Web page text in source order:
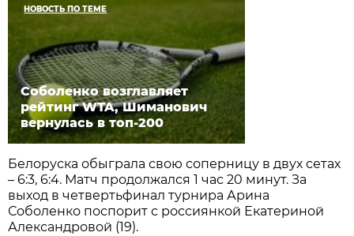
НОВОСТЬ ПО ТЕМЕ
Соболенко возглавляет
рейтинг WTA, Шиманович
вернулась в топ-200
Белоруска обыграла свою соперницу в двух сетах
– 6:3, 6:4. Матч продолжался 1 час 20 минут. За
выход в четвертьфинал турнира Арина
Соболенко поспорит с россиянкой Екатериной
Александровой (19).